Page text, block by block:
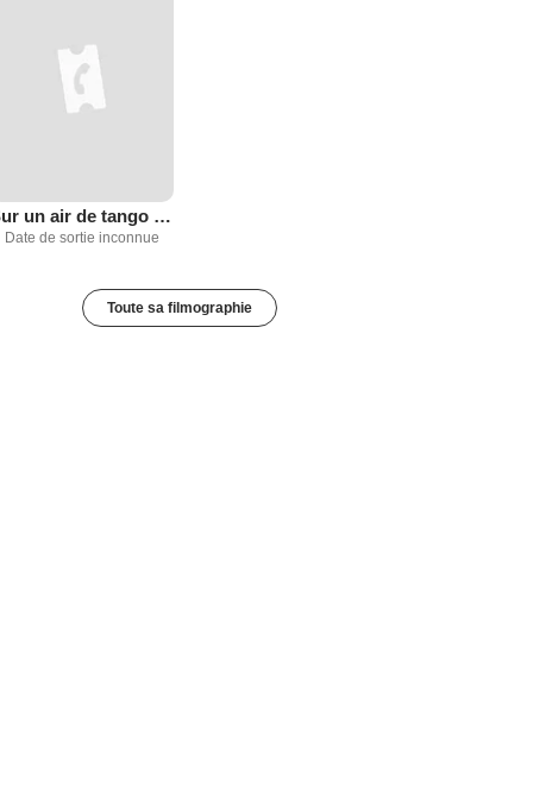
Sur un air de tango (TV)
Date de sortie inconnue
Toute sa filmographie